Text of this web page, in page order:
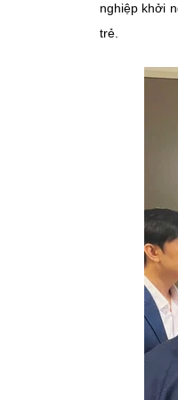
nghiệp khởi
trẻ.